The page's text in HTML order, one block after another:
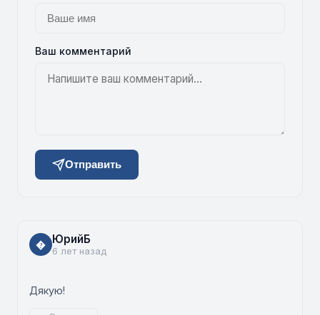
Ваш комментарий
Отправить
� ЮрийБ
6 лет назад
Дякую!